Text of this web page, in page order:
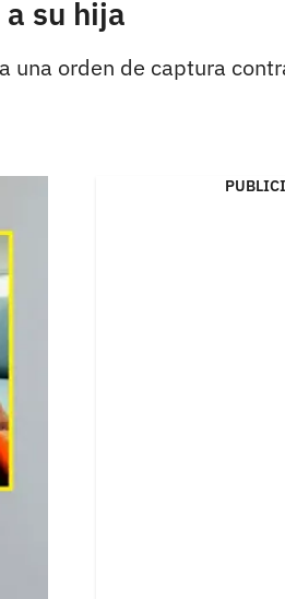
su hija
una orden de captura